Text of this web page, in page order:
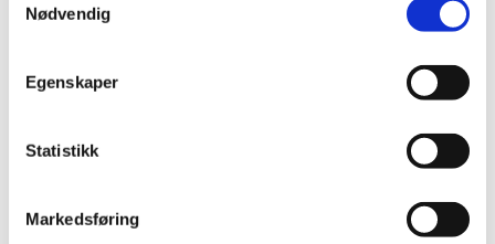
Nødvendig
Egenskaper
Statistikk
Markedsføring